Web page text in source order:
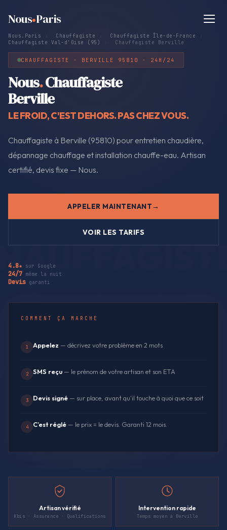
Nous Paris
Nous.Paris Chauffagiste Chauffagiste Île-de-France
Chauffagiste Val-d'Oise (95)
Chauffagiste Berville
CHAUFFAGISTE · BERVILLE 95810 · 24H/24
Nous.Chauffagiste
Berville
LE FROID, C'EST DEHORS. PAS CHEZ VOUS.
Chauffagiste à Berville (95810) pour entretien chaudière,
dépannage chauffage et installation chauffe-eau. Artisan
certifié, devis fixe — Nous.
APPELER MAINTENANT
VOIR LES TARIFS
4.8★ sur Google
24/7 même la nuit
Devis garanti
COMMENT ÇA MARCHE
1 Appelez — décrivez votre problème en 2 mots
2 SMS reçu — le prénom de votre artisan et son ETA
3 Devis signé — sur place, avant qu'il touche à quoi que ce soit
4 C'est réglé — le prix = le devis. Garanti 12 mois.
Artisan vérifié
Kbis · Assurance · Qualifications
Intervention rapide
Temps moyen à Berville